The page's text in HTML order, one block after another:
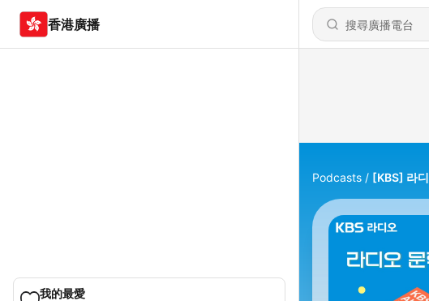
香港廣播
我的最愛
Podcasts [KBS] 라